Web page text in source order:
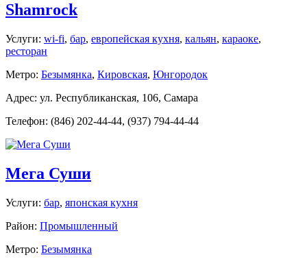
Shamrock
Услуги: wi-fi, бар, европейская кухня, кальян, караоке,
ресторан
Метро: Безымянка, Кировская, Юнгородок
Адрес: ул. Республиканская, 106, Самара
Телефон: (846) 202-44-44, (937) 794-44-44
Мега Суши
Услуги: бар, японская кухня
Район: Промышленный
Метро: Безымянка